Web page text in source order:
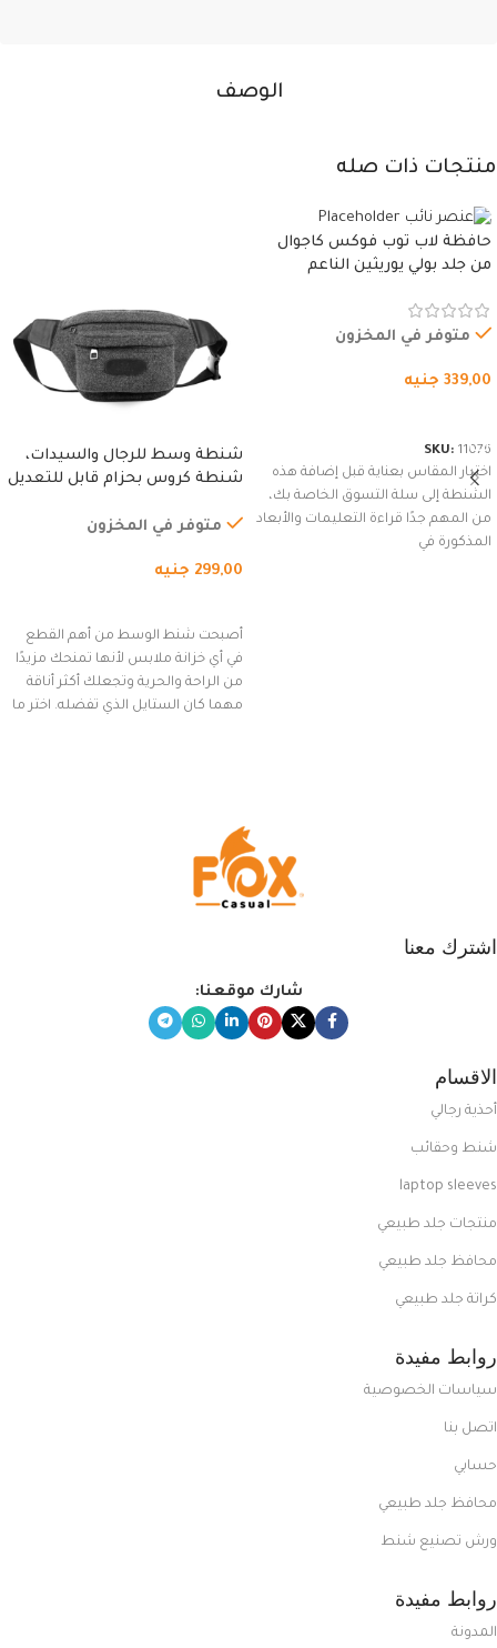
الوصف
منتجات ذات صله
حافظة لاب توب فوكس كاجوال
من جلد بولي يوريثين الناعم
وسوستة.
متوفر في المخزون
339,00 جنيه
SKU: 11076
اختيار المقاس بعناية قبل إضافة هذه
الشنطة إلى سلة التسوق الخاصة بك،
من المهم جدًا قراءة التعليمات والأبعاد
المذكورة في
شنطة وسط للرجال والسيدات،
شنطة كروس بحزام قابل للتعديل
السفر، الجري العادي، المشي
(رمادي)
متوفر في المخزون
299,00 جنيه
أصبحت شنط الوسط من أهم القطع
في أي خزانة ملابس لأنها تمنحك مزيدًا
من الراحة والحرية وتجعلك أكثر أناقة
مهما كان الستايل الذي تفضله. اختر ما
اشترك معنا
شارك موقعنا:
الاقسام
أحذية رجالي
شنط وحقائب
laptop sleeves
منتجات جلد طبيعي
محافظ جلد طبيعي
كراتة جلد طبيعي
روابط مفيدة
سياسات الخصوصية
اتصل بنا
حسابي
محافظ جلد طبيعي
ورش تصنيع شنط
روابط مفيدة
المدونة